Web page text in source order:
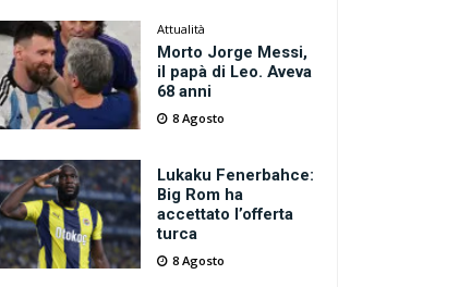
Attualità
Morto Jorge Messi,
il papà di Leo. Aveva
68 anni
8 Agosto
Lukaku Fenerbahce:
Big Rom ha
accettato l’offerta
turca
8 Agosto